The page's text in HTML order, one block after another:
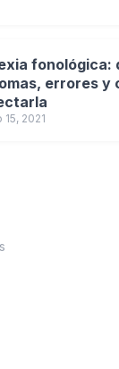
fonológica:
errores y
15, 2021